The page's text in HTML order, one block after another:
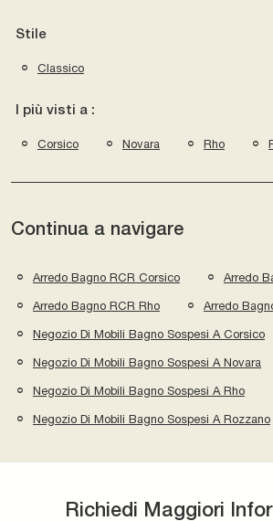
Stile
Classico
I più visti a :
Corsico Novara Rho
Continua a navigare
Arredo Bagno RCR Corsico Arredo
Arredo Bagno RCR Rho Arredo
Negozio Di Mobili Bagno Sospesi A Corsico
Negozio Di Mobili Bagno Sospesi A Novara
Negozio Di Mobili Bagno Sospesi A Rho
Negozio Di Mobili Bagno Sospesi A Rozzano
Richiedi Maggiori